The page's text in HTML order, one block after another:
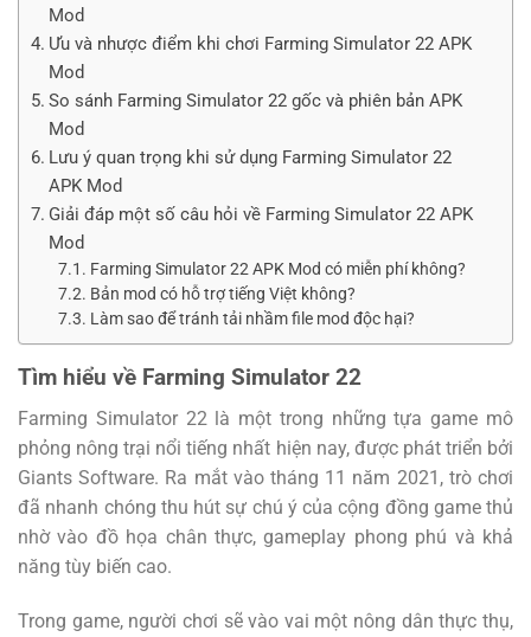
Mod
Ưu và nhược điểm khi chơi Farming Simulator 22 APK
Mod
So sánh Farming Simulator 22 gốc và phiên bản APK
Mod
Lưu ý quan trọng khi sử dụng Farming Simulator 22
APK Mod
Giải đáp một số câu hỏi về Farming Simulator 22 APK
Mod
Farming Simulator 22 APK Mod có miễn phí không?
Bản mod có hỗ trợ tiếng Việt không?
Làm sao để tránh tải nhầm file mod độc hại?
Tìm hiểu về Farming Simulator 22
Farming Simulator 22 là một trong những tựa game mô
phỏng nông trại nổi tiếng nhất hiện nay, được phát triển bởi
Giants Software. Ra mắt vào tháng 11 năm 2021, trò chơi
đã nhanh chóng thu hút sự chú ý của cộng đồng game thủ
nhờ vào đồ họa chân thực, gameplay phong phú và khả
năng tùy biến cao.
Trong game, người chơi sẽ vào vai một nông dân thực thụ,